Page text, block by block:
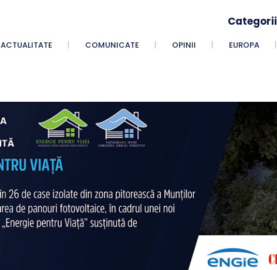
Categorii
ACTUALITATE COMUNICATE OPINII EUROPA